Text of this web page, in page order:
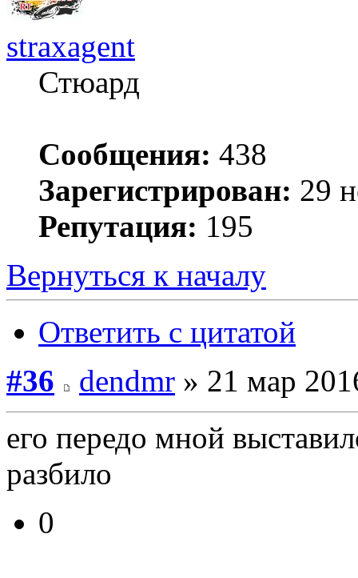
straxagent
Стюард
Сообщения: 438
Зарегистрирован: 29
Репутация: 195
Вернуться к началу
Ответить с цитатой
#36
dendmr » 21 мар
его передо мной
разбило
0